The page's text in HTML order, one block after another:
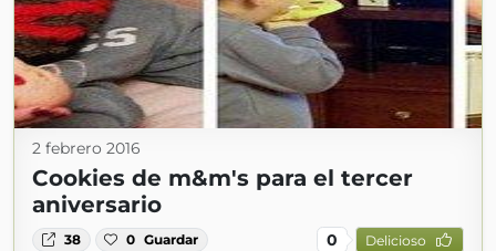
2 febrero 2016
Cookies de m&m's para el tercer
aniversario
38 0 Guardar 0 Delicioso